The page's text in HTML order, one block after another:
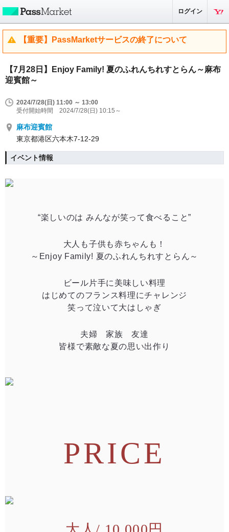
ログイン
【重要】PassMarketサービスの終了について
【7月28日】Enjoy Family! 夏のふれんちれすとらん～麻布
迎賓館～
2024/7/28(日) 11:00 ～ 13:00
受付開始時間 2024/7/28(日) 10:15～
麻布迎賓館
東京都港区六本木7-12-29
イベント情報
“楽しいのは みんなが笑って食べること”
大人も子供も赤ちゃんも！
～Enjoy Family! 夏のふれんちれすとらん～
ビール片手に美味しい料理
はじめてのフランス料理にチャレンジ
笑って泣いて大はしゃぎ
夫婦 家族 友達
皆様で素敵な夏の思い出作り
PRICE